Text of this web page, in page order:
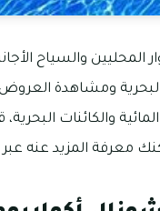
المحليين والسياح
ومشاهدة العروض
المائية والكائنات
معرفة المزيد عنه عبر